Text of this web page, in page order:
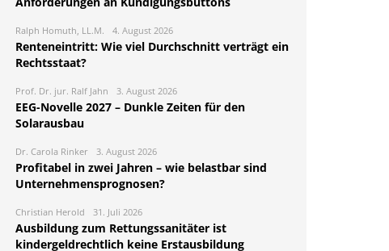
Ralph Homuth, LL.M. 4. August 2026
Renteneintritt: Wie viel Durchschnitt verträgt ein
Rechtsstaat?
Prof. Dr. jur. Ralf Jahn 3. August 2026
EEG-Novelle 2027 – Dunkle Zeiten für den
Solarausbau
Dr. Carola Rinker 3. August 2026
Profitabel in zwei Jahren – wie belastbar sind
Unternehmensprognosen?
Christian Herold 31. Juli 2026
Ausbildung zum Rettungssanitäter ist
kindergeldrechtlich keine Erstausbildung